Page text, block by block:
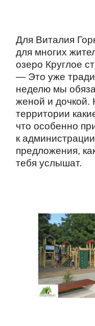
Для Виталия
для многих
озеро Круглое
— Это уже
неделю мы
женой и дочкой.
территории
что особенно
к
предложения,
тебя услышат.